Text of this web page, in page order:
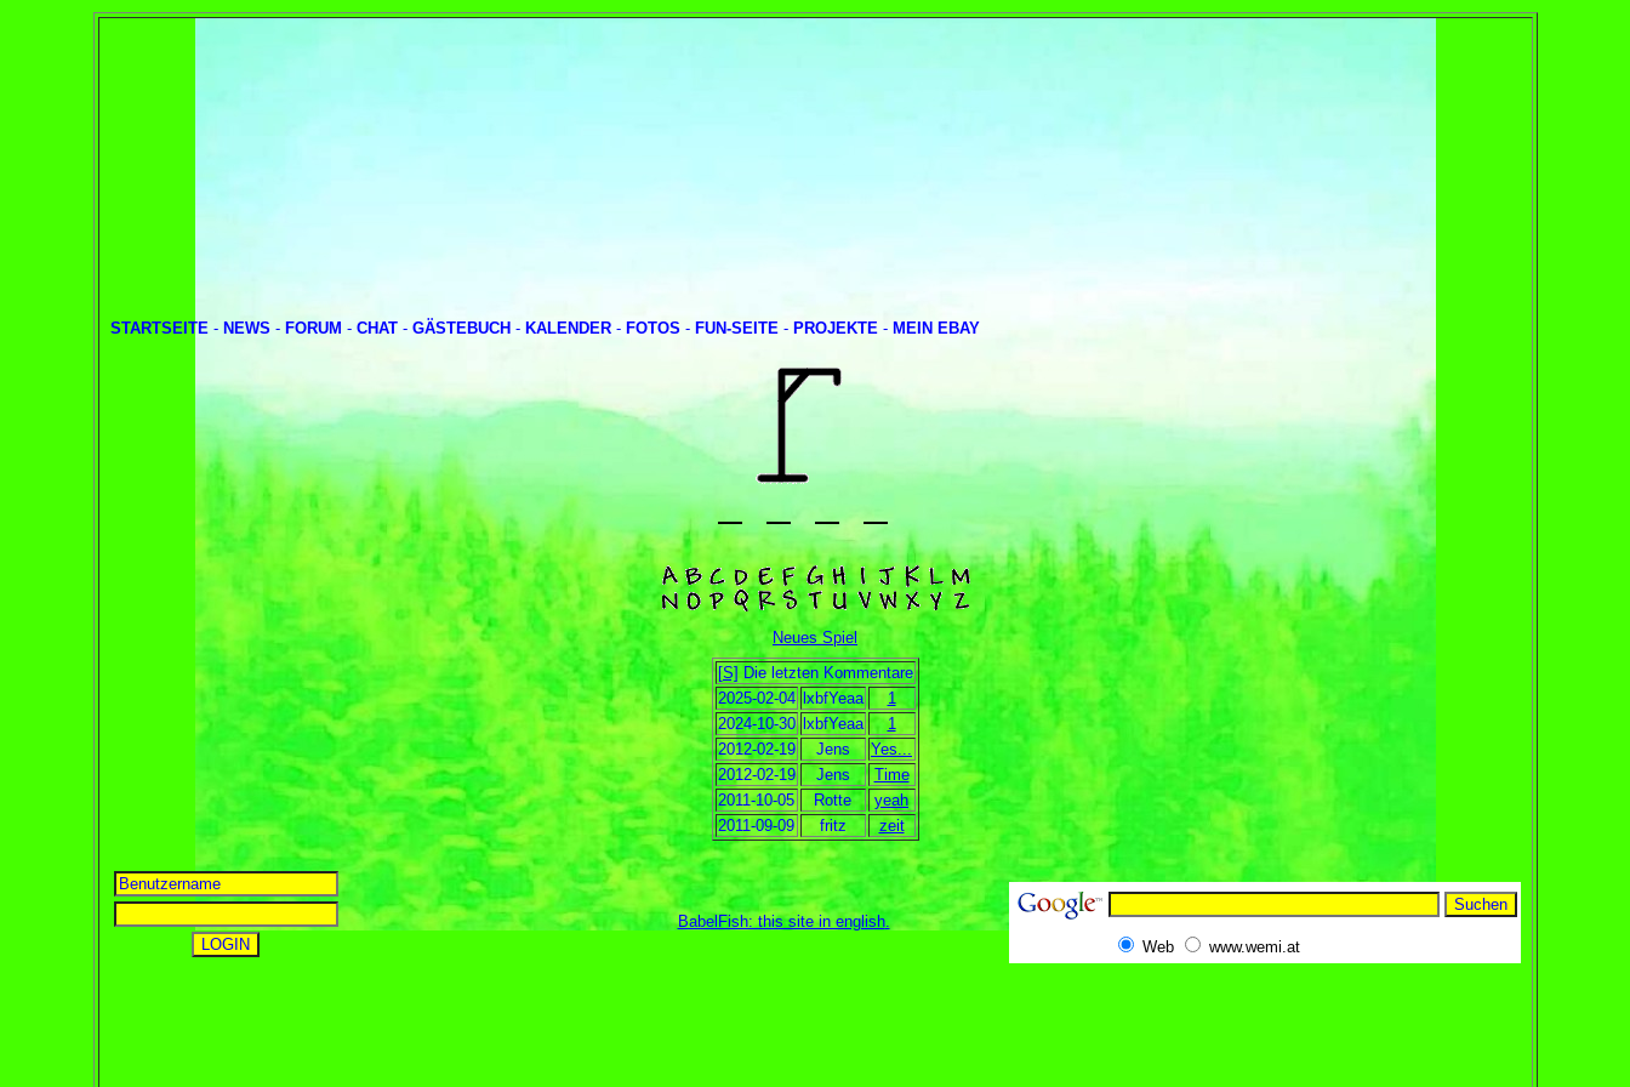
STARTSEITE - NEWS - FORUM - CHAT - GÄSTEBUCH - KALENDER - FOTOS - FUN-SEITE - PROJEKTE - MEIN EBAY
Neues Spiel
[S] Die letzten Kommentare
2025-02-04
lxbfYeaa
1
2024-10-30
lxbfYeaa
1
2012-02-19
Jens
Yes...
2012-02-19
Jens
Time
2011-10-05
Rotte
yeah
2011-09-09
fritz zeit
BabelFish: this site in english.
Web
www.wemi.at